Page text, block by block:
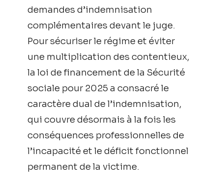
demandes d’indemnisation
complémentaires devant le juge.
Pour sécuriser le régime et éviter
une multiplication des contentieux,
la loi de financement de la Sécurité
sociale pour 2025 a consacré le
caractère dual de l’indemnisation,
qui couvre désormais à la fois les
conséquences professionnelles de
l’incapacité et le déficit fonctionnel
permanent de la victime.